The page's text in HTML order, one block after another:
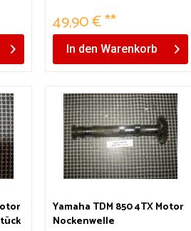
49,90 € **
In den Warenkorb
Yamaha TDM 850 4TX Motor
Nockenwelle